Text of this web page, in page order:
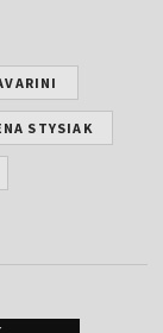
STYSIAK